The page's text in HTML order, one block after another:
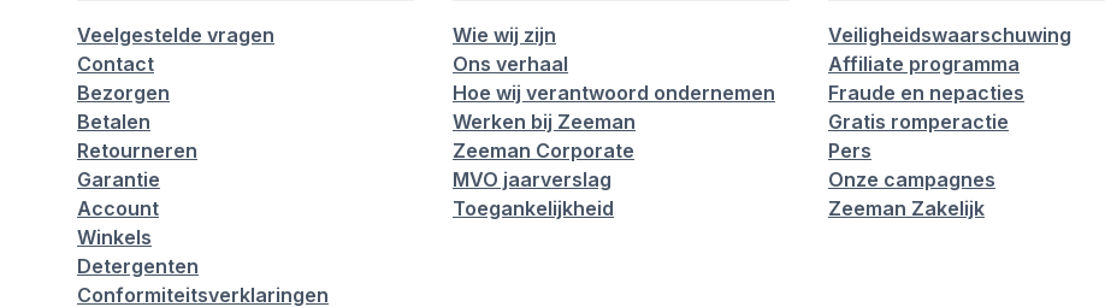
Veelgestelde vragen
Contact
Bezorgen
Betalen
Retourneren
Garantie
Account
Winkels
Detergenten
Conformiteitsverklaringen
Wie wij zijn
Ons verhaal
Hoe wij verantwoord ondernemen
Werken bij Zeeman
Zeeman Corporate
MVO jaarverslag
Toegankelijkheid
Veiligheidswaarschuwing
Affiliate programma
Fraude en nepacties
Gratis romperactie
Pers
Onze campagnes
Zeeman Zakelijk